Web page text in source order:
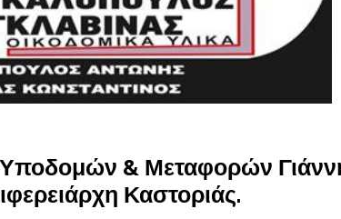
& Μεταφορών
Καστοριάς.